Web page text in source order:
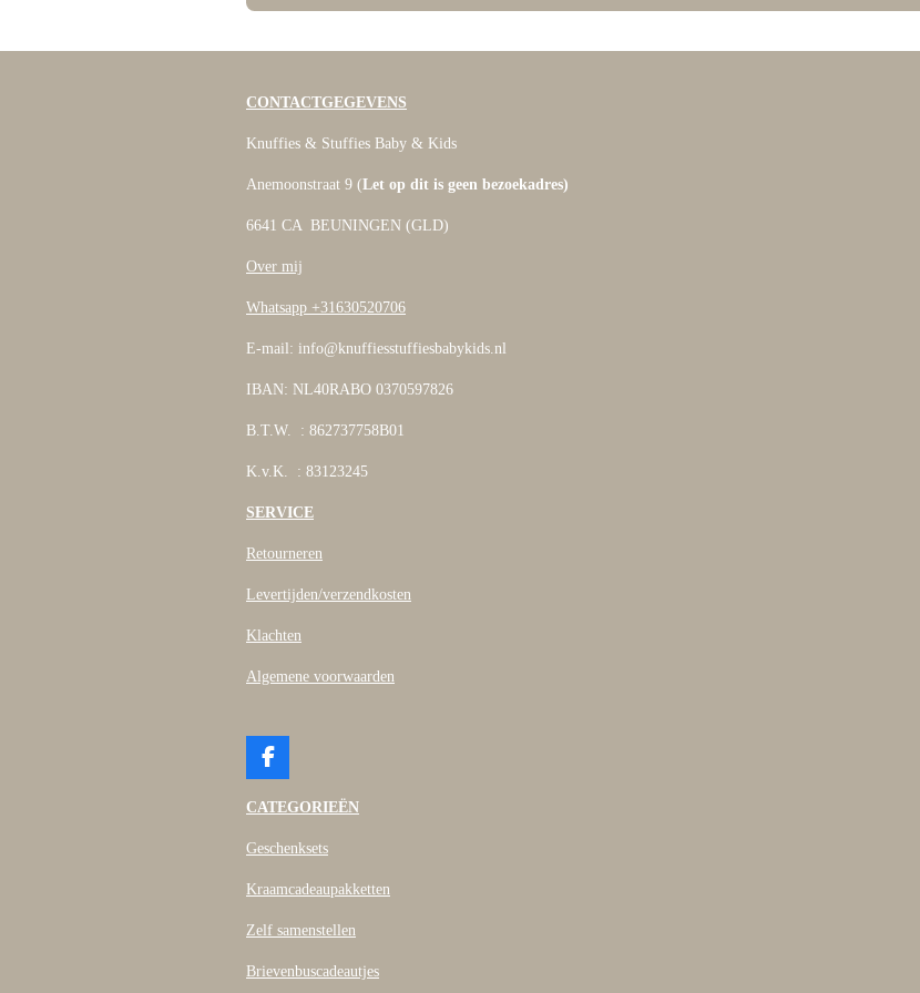
CONTACTGEGEVENS
Knuffies & Stuffies Baby & Kids
Anemoonstraat 9 (Let op dit is geen bezoekadres)
6641 CA BEUNINGEN (GLD)
Over mij
Whatsapp +31630520706
E-mail: info@knuffiesstuffiesbabykids.nl
IBAN: NL40RABO 0370597826
B.T.W. : 862737758B01
K.v.K. : 83123245
SERVICE
Retourneren
Levertijden/verzendkosten
Klachten
Algemene voorwaarden
F
c
b
o
CATEGORIEËN
Geschenksets
Kraamcadeaupakketten
Zelf samenstellen
Brievenbuscadeautjes